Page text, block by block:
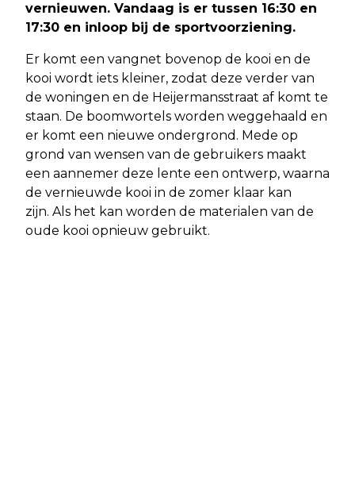
vernieuwen. Vandaag is er tussen 16:30 en
17:30 en inloop bij de sportvoorziening.
Er komt een vangnet bovenop de kooi en de
kooi wordt iets kleiner, zodat deze verder van
de woningen en de Heijermansstraat af komt te
staan. De boomwortels worden weggehaald en
er komt een nieuwe ondergrond. Mede op
grond van wensen van de gebruikers maakt
een aannemer deze lente een ontwerp, waarna
de vernieuwde kooi in de zomer klaar kan
zijn. Als het kan worden de materialen van de
oude kooi opnieuw gebruikt.